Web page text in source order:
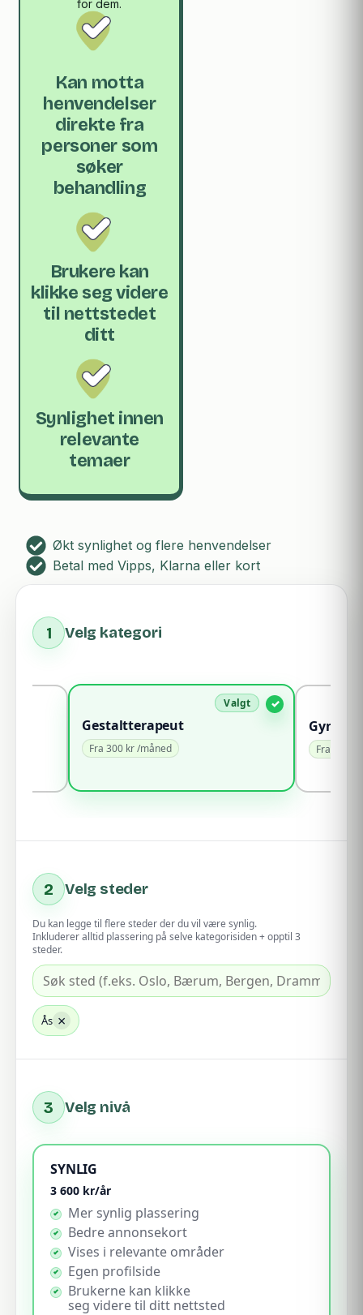
for dem.
Kan motta
henvendelser
direkte fra
personer som
søker
behandling
Brukere kan
klikke seg videre
til nettstedet
ditt
Synlighet innen
relevante
temaer
Økt synlighet og flere henvendelser
Betal med Vipps, Klarna eller kort
1 Velg kategori
Gestaltterapeut
Fra 300 kr /måned Fra 100
2 Velg steder
Du kan legge til flere steder der du vil være synlig.
Inkluderer alltid plassering på selve kategorisiden + opptil 3
steder.
Ås ×
3 Velg nivå
SYNLIG
3 600 kr/år
Mer synlig plassering
Bedre annonsekort
Vises i relevante områder
Egen profilside
Brukerne kan klikke
seg videre til ditt nettsted